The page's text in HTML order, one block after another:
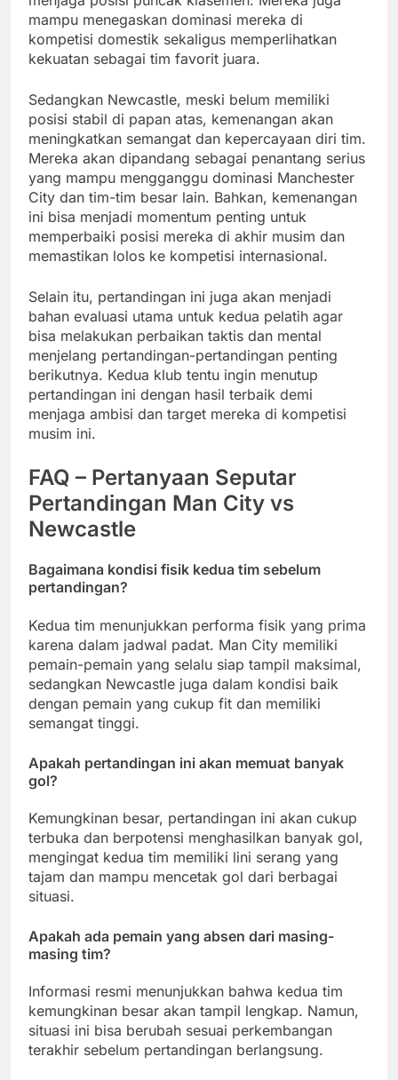
mampu menegaskan dominasi mereka di
kompetisi domestik sekaligus memperlihatkan
kekuatan sebagai tim favorit juara.
Sedangkan Newcastle, meski belum memiliki
posisi stabil di papan atas, kemenangan akan
meningkatkan semangat dan kepercayaan diri tim.
Mereka akan dipandang sebagai penantang serius
yang mampu mengganggu dominasi Manchester
City dan tim-tim besar lain. Bahkan, kemenangan
ini bisa menjadi momentum penting untuk
memperbaiki posisi mereka di akhir musim dan
memastikan lolos ke kompetisi internasional.
Selain itu, pertandingan ini juga akan menjadi
bahan evaluasi utama untuk kedua pelatih agar
bisa melakukan perbaikan taktis dan mental
menjelang pertandingan-pertandingan penting
berikutnya. Kedua klub tentu ingin menutup
pertandingan ini dengan hasil terbaik demi
menjaga ambisi dan target mereka di kompetisi
musim ini.
FAQ – Pertanyaan Seputar
Pertandingan Man City vs
Newcastle
Bagaimana kondisi fisik kedua tim sebelum
pertandingan?
Kedua tim menunjukkan performa fisik yang prima
karena dalam jadwal padat. Man City memiliki
pemain-pemain yang selalu siap tampil maksimal,
sedangkan Newcastle juga dalam kondisi baik
dengan pemain yang cukup fit dan memiliki
semangat tinggi.
Apakah pertandingan ini akan memuat banyak
gol?
Kemungkinan besar, pertandingan ini akan cukup
terbuka dan berpotensi menghasilkan banyak gol,
mengingat kedua tim memiliki lini serang yang
tajam dan mampu mencetak gol dari berbagai
situasi.
Apakah ada pemain yang absen dari masing-
masing tim?
Informasi resmi menunjukkan bahwa kedua tim
kemungkinan besar akan tampil lengkap. Namun,
situasi ini bisa berubah sesuai perkembangan
terakhir sebelum pertandingan berlangsung.